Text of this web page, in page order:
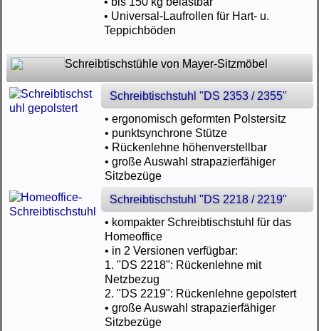
• Universal-Laufrollen für Hart- u.
Teppichböden
Schreibtischstühle von Mayer-Sitzmöbel
Schreibtischstuhl "DS 2353 / 2355"
• ergonomisch geformten Polstersitz
• punktsynchrone Stütze
• Rückenlehne höhenverstellbar
• große Auswahl strapazierfähiger
Sitzbezüge
Schreibtischstuhl "DS 2218 / 2219"
• kompakter Schreibtischstuhl für das
Homeoffice
• in 2 Versionen verfügbar:
1. "DS 2218": Rückenlehne mit
Netzbezug
2. "DS 2219": Rückenlehne gepolstert
• große Auswahl strapazierfähiger
Sitzbezüge